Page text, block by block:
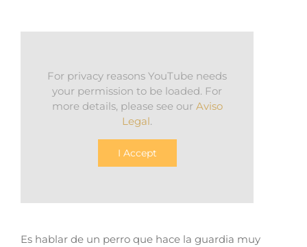
For privacy reasons YouTube needs
your permission to be loaded. For
more details, please see our Aviso
Legal.
I Accept
Es hablar de un perro que hace la guardia muy